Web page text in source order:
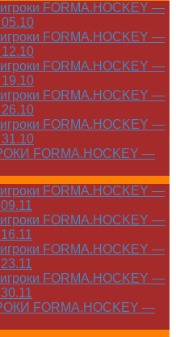
FORMA.HOCKEY —
FORMA.HOCKEY —
FORMA.HOCKEY —
FORMA.HOCKEY —
FORMA.HOCKEY —
FORMA.HOCKEY —
FORMA.HOCKEY —
FORMA.HOCKEY —
FORMA.HOCKEY —
FORMA.HOCKEY —
FORMA.HOCKEY —